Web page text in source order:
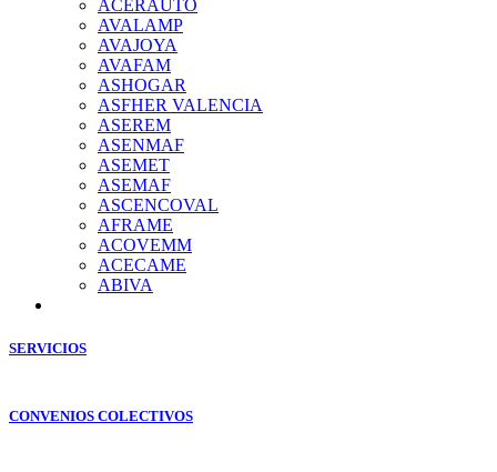
ACERAUTO
AVALAMP
AVAJOYA
AVAFAM
ASHOGAR
ASFHER VALENCIA
ASEREM
ASENMAF
ASEMET
ASEMAF
ASCENCOVAL
AFRAME
ACOVEMM
ACECAME
ABIVA
SERVICIOS
CONVENIOS COLECTIVOS